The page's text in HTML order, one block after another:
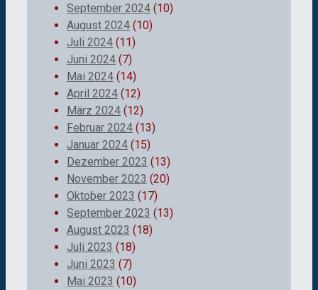
September 2024 (10)
August 2024 (10)
Juli 2024 (11)
Juni 2024 (7)
Mai 2024 (14)
April 2024 (12)
März 2024 (12)
Februar 2024 (13)
Januar 2024 (15)
Dezember 2023 (13)
November 2023 (20)
Oktober 2023 (17)
September 2023 (13)
August 2023 (18)
Juli 2023 (18)
Juni 2023 (7)
Mai 2023 (10)